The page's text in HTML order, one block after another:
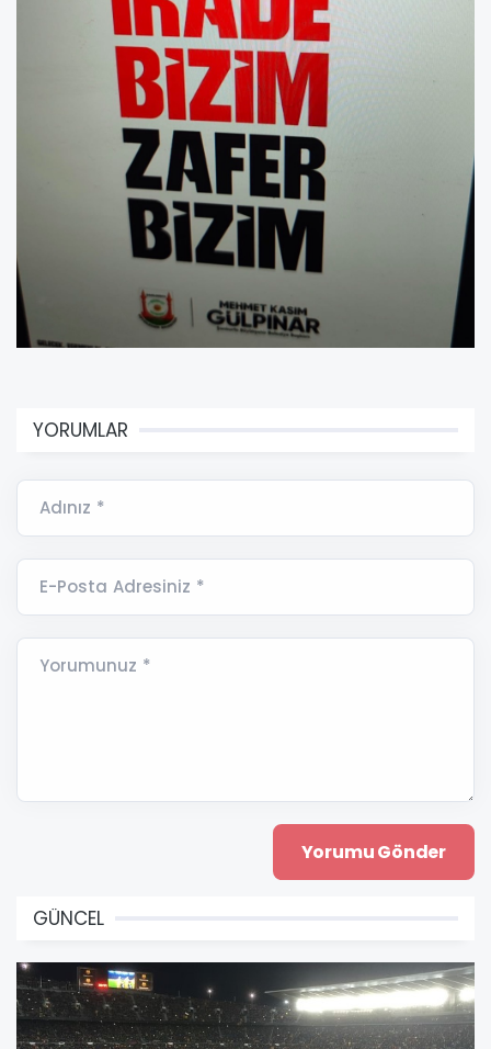
YORUMLAR
Adınız *
E-Posta Adresiniz *
Yorumunuz *
GÜNCEL